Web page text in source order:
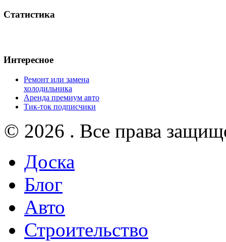
Статистика
Интересное
Ремонт или замена
холодильника
Аренда премиум авто
Тик-ток подписчики
© 2026 . Все права
Доска
Блог
Авто
Строительство